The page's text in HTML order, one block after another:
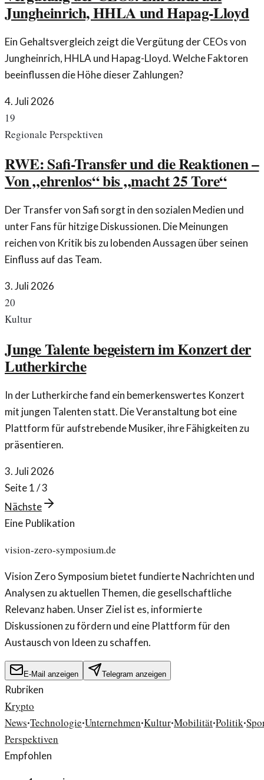
Jungheinrich, HHLA und Hapag-Lloyd
Ein Gehaltsvergleich zeigt die Vergütung der CEOs von
Jungheinrich, HHLA und Hapag-Lloyd. Welche Faktoren
beeinflussen die Höhe dieser Zahlungen?
4. Juli 2026
19
Regionale Perspektiven
RWE: Safi-Transfer und die Reaktionen –
Von „ehrenlos“ bis „macht 25 Tore“
Der Transfer von Safi sorgt in den sozialen Medien und
unter Fans für hitzige Diskussionen. Die Meinungen
reichen von Kritik bis zu lobenden Aussagen über seinen
Einfluss auf das Team.
3. Juli 2026
20
Kultur
Junge Talente begeistern im Konzert der
Lutherkirche
In der Lutherkirche fand ein bemerkenswertes Konzert
mit jungen Talenten statt. Die Veranstaltung bot eine
Plattform für aufstrebende Musiker, ihre Fähigkeiten zu
präsentieren.
3. Juli 2026
Seite1/3
Nächste
Eine Publikation
vision-zero-symposium.de
Vision Zero Symposium bietet fundierte Nachrichten und
Analysen zu aktuellen Themen, die gesellschaftliche
Relevanz haben. Unser Ziel ist es, informierte
Diskussionen zu fördern und eine Plattform für den
Austausch von Ideen zu schaffen.
E-Mail anzeigen Telegram anzeigen
Rubriken
Krypto
News·Technologie·Unternehmen·Kultur·Mobilität·Politik·
Perspektiven
Empfohlen